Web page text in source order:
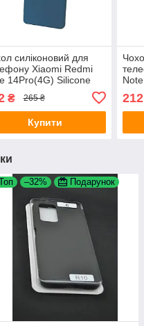
силіконовий для
Xiaomi Redmi
14Pro(4G) Silicone
₴ 265 ₴
Купити
212
–32% Подарунок